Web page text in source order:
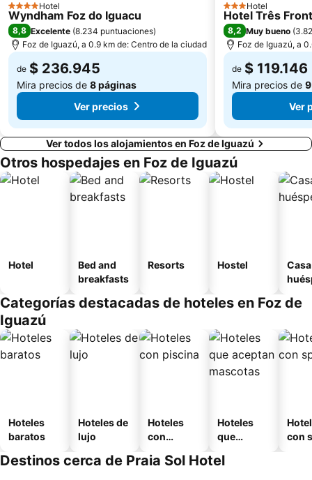
4 Estrellas
Hotel
Wyndham Foz do Iguacu
8,8 Excelente (8.234 puntuaciones)
Foz de Iguazú, a 0.9 km de: Centro de la ciudad
de $ 236.945
Mira precios de 8 páginas
Ver precios
3 Estrellas
Hotel
Hotel Três
8,2 Muy bueno (
Foz de Iguazú, a
de $ 119.146
Mira precios de
Ver
Ver todos los alojamientos en Foz de Iguazú
Otros hospedajes en Foz de Iguazú
Hotel
Bed and
breakfasts
Resorts Hostel
Categorías destacadas de hoteles en Foz de
Iguazú
Hoteles
baratos
Hoteles de
lujo
Hoteles
con
Hoteles
que
mascotas
con
Destinos cerca de Praia Sol Hotel